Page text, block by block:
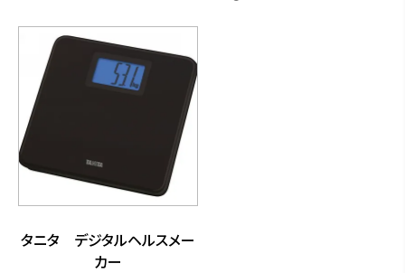
タニタ デジタルヘルスメー
カー